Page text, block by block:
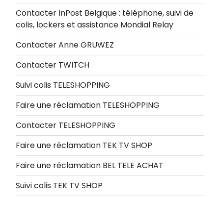
Contacter InPost Belgique : téléphone, suivi de
colis, lockers et assistance Mondial Relay
Contacter Anne GRUWEZ
Contacter TWITCH
Suivi colis TELESHOPPING
Faire une réclamation TELESHOPPING
Contacter TELESHOPPING
Faire une réclamation TEK TV SHOP
Faire une réclamation BEL TELE ACHAT
Suivi colis TEK TV SHOP